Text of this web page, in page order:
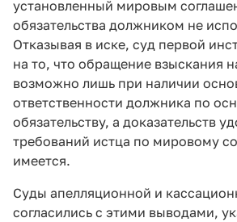
установленный мировым
обязательства должником не
Отказывая в иске, суд первой
на то, что обращение взыскания
возможно лишь при наличии
ответственности должника по
обязательству, а доказательств
требований истца по мировому
имеется.
Суды апелляционной и
согласились с этими выводами,